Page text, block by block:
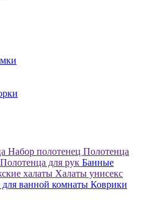
Набор полотенец Полотенца
Полотенца для рук Банные
халаты Халаты унисекс
для ванной комнаты Коврики